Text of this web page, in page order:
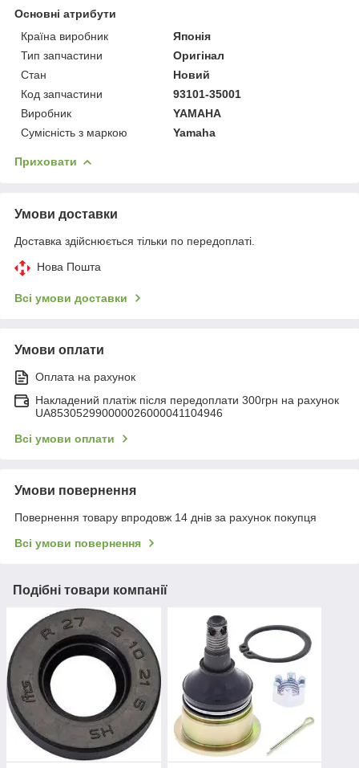
Основні атрибути
Країна виробник
Японія
Тип запчастини
Оригінал
Стан
Новий
Код запчастини
93101-35001
Виробник
YAMAHA
Сумісність з маркою
Yamaha
Приховати
Умови доставки
Доставка здійснюється тільки по передоплаті.
Нова Пошта
Всі умови доставки
Умови оплати
Оплата на рахунок
Накладений платіж після передоплати 300грн на рахунок
UA853052990000026000041104946
Всі умови оплати
Умови повернення
Повернення товару впродовж 14 днів за рахунок покупця
Всі умови повернення
Подібні товари компанії